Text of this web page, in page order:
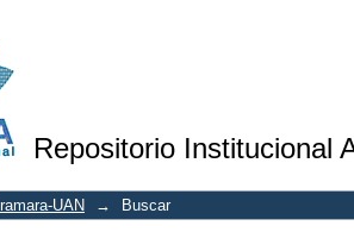
Repositorio Institucional
UAN → Buscar